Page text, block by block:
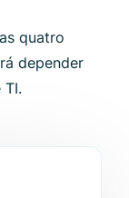
quatro
depender
TI.